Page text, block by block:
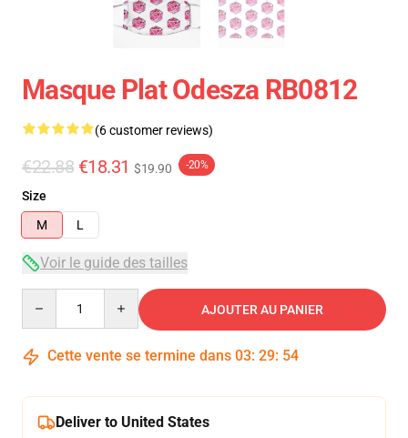
Masque Plat Odesza RB0812
(6 customer reviews)
€22.88 €18.31 $19.90 -20%
Size
M
L
Voir le guide des tailles
AJOUTER AU PANIER
Cette vente se termine dans 03: 29: 53
Deliver to United States